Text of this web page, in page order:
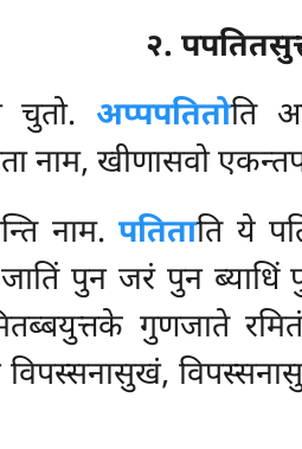
२.
चुतो. अप्पपतितोति
नाम, खीणासवो
नाम.पतिताति ये
पुन जरं पुन ब्याधिं
गुणजाते